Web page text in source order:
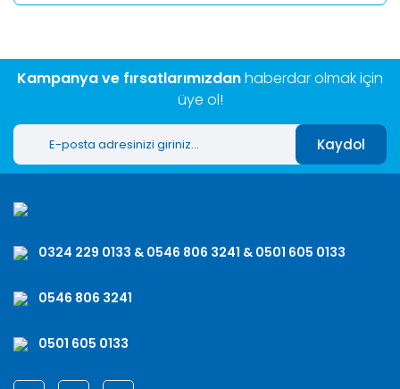
Kampanya ve fırsatlarımızdanhaberdar olmak için
üye ol!
Kaydol
0324 229 0133 & 0546 806 3241 & 0501 605 0133
0546 806 3241
0501 605 0133